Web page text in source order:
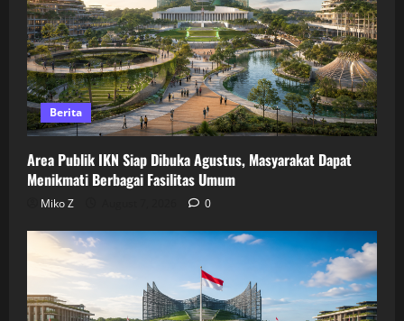
Berita
Area Publik IKN Siap Dibuka Agustus, Masyarakat Dapat
Menikmati Berbagai Fasilitas Umum
Miko Z 0